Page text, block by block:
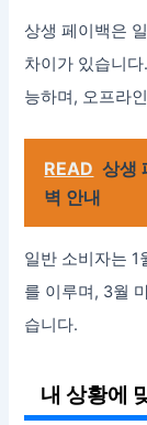
상생 페이백은
차이가 있습니
능하며, 오프라
READ 상생
벽 안내
일반 소비자는 1
를 이루며, 3월
습니다.
내 상황에